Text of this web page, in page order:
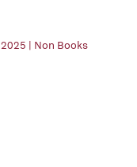
2025 | Non Books